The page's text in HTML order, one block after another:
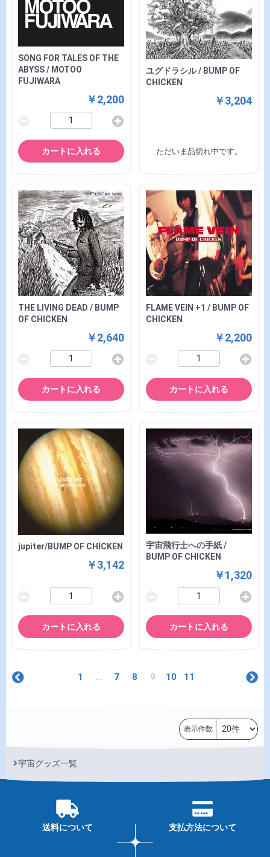
SONG FOR TALES OF THE
ABYSS / MOTOO
FUJIWARA
￥2,200
カートに入れる
ユグドラシル / BUMP OF
CHICKEN
￥3,204
ただいま品切れ中です。
THE LIVING DEAD / BUMP
OF CHICKEN
￥2,640
カートに入れる
FLAME VEIN +1 / BUMP OF
CHICKEN
￥2,200
カートに入れる
jupiter/BUMP OF CHICKEN
￥3,142
カートに入れる
宇宙飛行士への手紙 /
BUMP OF CHICKEN
￥1,320
カートに入れる
1 ... 7 8 9 10 11
表示件数
宇宙グッズ一覧
送料について 支払方法について